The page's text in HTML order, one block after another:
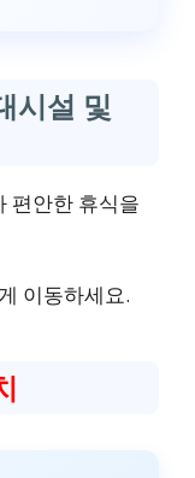
시설 및
편안한 휴식을
이동하세요.